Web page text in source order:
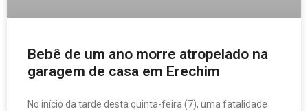
Bebê de um ano morre atropelado na
garagem de casa em Erechim
No início da tarde desta quinta-feira (7), uma fatalidade